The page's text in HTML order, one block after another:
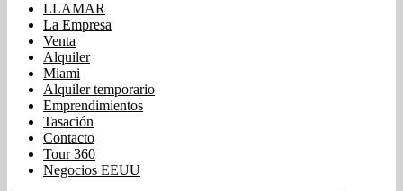
LLAMAR
La Empresa
Venta
Alquiler
Miami
Alquiler temporario
Emprendimientos
Tasación
Contacto
Tour 360
Negocios EEUU